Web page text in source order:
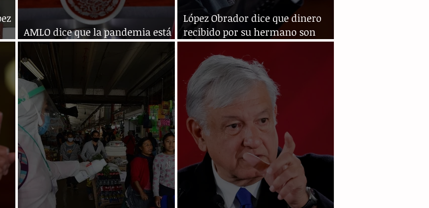
AMLO dice que la pandemia está
cediendo en el país
López Obrador dice que dinero
recibido por su hermano son
"aportaciones"